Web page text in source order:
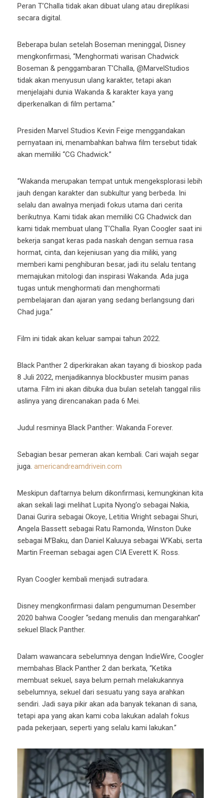
Peran T’Challa tidak akan dibuat ulang atau direplikasi
secara digital.
Beberapa bulan setelah Boseman meninggal, Disney
mengkonfirmasi, “Menghormati warisan Chadwick
Boseman & penggambaran T’Challa, @MarvelStudios
tidak akan menyusun ulang karakter, tetapi akan
menjelajahi dunia Wakanda & karakter kaya yang
diperkenalkan di film pertama.”
Presiden Marvel Studios Kevin Feige menggandakan
pernyataan ini, menambahkan bahwa film tersebut tidak
akan memiliki “CG Chadwick.”
“Wakanda merupakan tempat untuk mengeksplorasi lebih
jauh dengan karakter dan subkultur yang berbeda. Ini
selalu dan awalnya menjadi fokus utama dari cerita
berikutnya. Kami tidak akan memiliki CG Chadwick dan
kami tidak membuat ulang T’Challa. Ryan Coogler saat ini
bekerja sangat keras pada naskah dengan semua rasa
hormat, cinta, dan kejeniusan yang dia miliki, yang
memberi kami penghiburan besar, jadi itu selalu tentang
memajukan mitologi dan inspirasi Wakanda. Ada juga
tugas untuk menghormati dan menghormati
pembelajaran dan ajaran yang sedang berlangsung dari
Chad juga.”
Film ini tidak akan keluar sampai tahun 2022.
Black Panther 2 diperkirakan akan tayang di bioskop pada
8 Juli 2022, menjadikannya blockbuster musim panas
utama. Film ini akan dibuka dua bulan setelah tanggal rilis
aslinya yang direncanakan pada 6 Mei.
Judul resminya Black Panther: Wakanda Forever.
Sebagian besar pemeran akan kembali. Cari wajah segar
juga. americandreamdrivein.com
Meskipun daftarnya belum dikonfirmasi, kemungkinan kita
akan sekali lagi melihat Lupita Nyong’o sebagai Nakia,
Danai Gurira sebagai Okoye, Letitia Wright sebagai Shuri,
Angela Bassett sebagai Ratu Ramonda, Winston Duke
sebagai M’Baku, dan Daniel Kaluuya sebagai W’Kabi, serta
Martin Freeman sebagai agen CIA Everett K. Ross.
Ryan Coogler kembali menjadi sutradara.
Disney mengkonfirmasi dalam pengumuman Desember
2020 bahwa Coogler “sedang menulis dan mengarahkan”
sekuel Black Panther.
Dalam wawancara sebelumnya dengan IndieWire, Coogler
membahas Black Panther 2 dan berkata, “Ketika
membuat sekuel, saya belum pernah melakukannya
sebelumnya, sekuel dari sesuatu yang saya arahkan
sendiri. Jadi saya pikir akan ada banyak tekanan di sana,
tetapi apa yang akan kami coba lakukan adalah fokus
pada pekerjaan, seperti yang selalu kami lakukan.”